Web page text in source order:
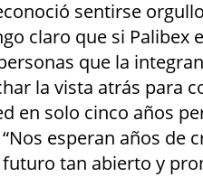
sentirse
claro que si
que la
la vista atrás para
en solo cinco años
esperan años
tan abierto y